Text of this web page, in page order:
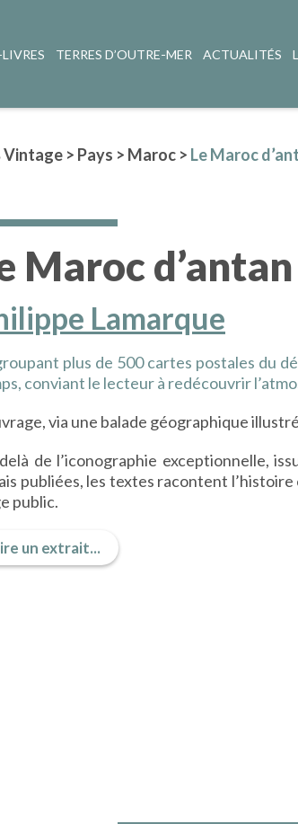
TERRES D’OUTRE-MER ACTUALITÉS
Vintage > Pays > Maroc > Le Maroc
Maroc d’antan
Lamarque
plus de 500 cartes postales du
conviant le lecteur à redécouvrir
via une balade géographique
de l’iconographie exceptionnelle,
publiées, les textes racontent
public.
un extrait...